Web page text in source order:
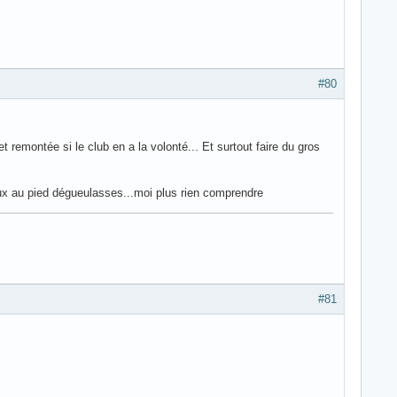
#80
remontée si le club en a la volonté... Et surtout faire du gros
au pied dégueulasses...moi plus rien comprendre
#81